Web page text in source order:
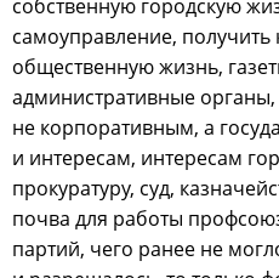
собственную городскую
самоуправление, получить
общественную жизнь,
административные
не корпоративным, а
и интересам, интересам
прокуратуру, суд,
почва для работы
партий, чего ранее не